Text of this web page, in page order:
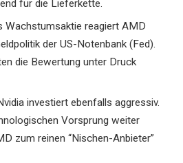
für die Lieferkette.
Wachstumsaktie reagiert AMD
der US-Notenbank (Fed).
die Bewertung unter Druck
investiert ebenfalls aggressiv.
Vorsprung weiter
zum reinen “Nischen-Anbieter”